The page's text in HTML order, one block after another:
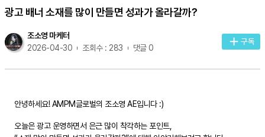
광고 배너 소재를 많이 만들면 성과가 올라갈까?
조소영 마케터
2026-04-30
조회수 : 283 댓글 0
구독
안녕하세요! AMPM글로벌의 조소영 AE입니다 :)
오늘은 광고 운영하면서 은근 많이 착각하는 포인트,